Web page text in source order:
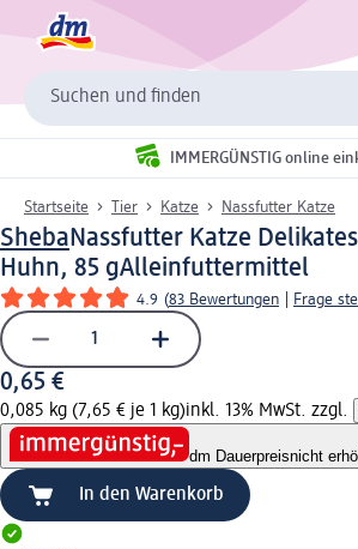
Suchen und finden
IMMERGÜNSTIG online
Startseite Tier Katze Nassfutter Katze
ShebaNassfutter Katze
Huhn, 85 gAlleinfuttermittel
4.9 (83 Bewertungen Frage
0,65 €
0,085 kg (7,65 € je 1 kg)inkl. 13% MwSt. zzgl.
dm Dauerpreisnicht
In den Warenkorb